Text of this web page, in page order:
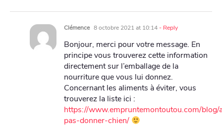
Clémence 8 octobre 2021 at 10:14- Reply
Bonjour, merci pour votre message. En
principe vous trouverez cette information
directement sur l’emballage de la
nourriture que vous lui donnez.
Concernant les aliments à éviter, vous
trouverez la liste ici :
https://www.empruntemontoutou.com/blog/
pas-donner-chien/